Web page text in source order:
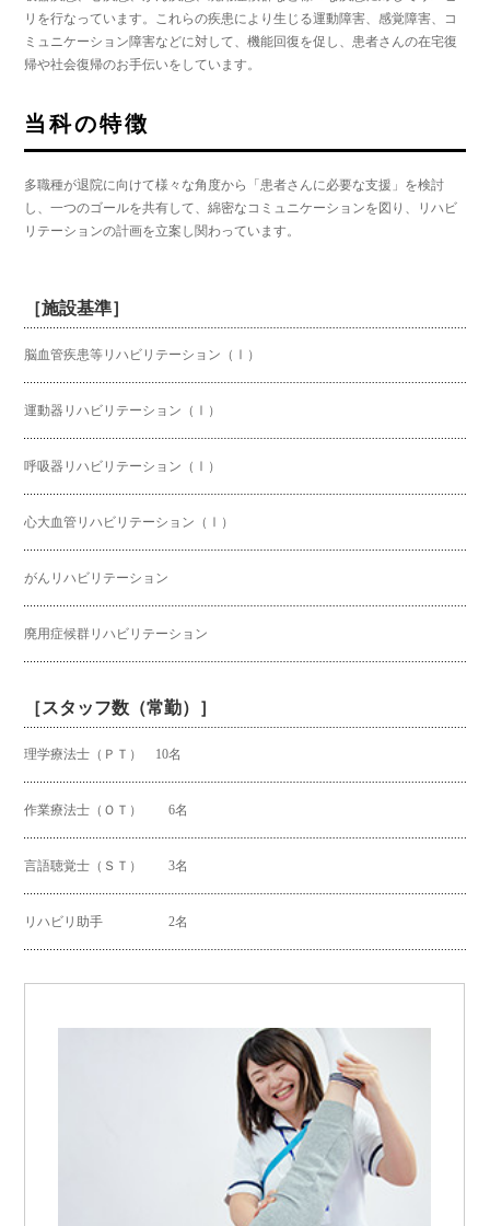
リを行なっています。これらの疾患により生じる運動障害、感覚障害、コ
ミュニケーション障害などに対して、機能回復を促し、患者さんの在宅復
帰や社会復帰のお手伝いをしています。
当科の特徴
多職種が退院に向けて様々な角度から「患者さんに必要な支援」を検討
し、一つのゴールを共有して、綿密なコミュニケーションを図り、リハビ
リテーションの計画を立案し関わっています。
［施設基準］
脳血管疾患等リハビリテーション（Ⅰ）
運動器リハビリテーション（Ⅰ）
呼吸器リハビリテーション（Ⅰ）
心大血管リハビリテーション（Ⅰ）
がんリハビリテーション
廃用症候群リハビリテーション
［スタッフ数（常勤）］
理学療法士（ＰＴ） 10名
作業療法士（ＯＴ） 6名
言語聴覚士（ＳＴ） 3名
リハビリ助手 2名